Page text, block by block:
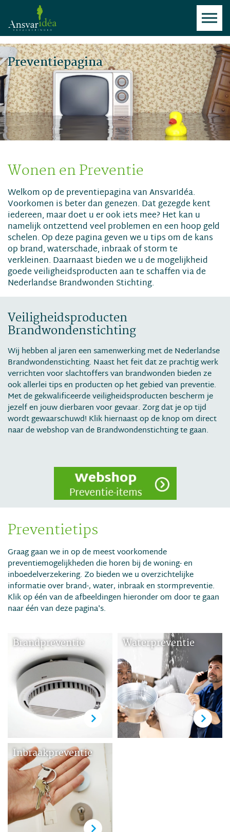
Preventiepagina
Wonen en Preventie
Welkom op de preventiepagina van AnsvarIdéa.
Voorkomen is beter dan genezen. Dat gezegde kent
iedereen, maar doet u er ook iets mee? Het kan u
namelijk ontzettend veel problemen en een hoop geld
schelen. Op deze pagina geven we u tips om de kans
op brand, waterschade, inbraak of storm te
verkleinen. Daarnaast bieden we u de mogelijkheid
goede veiligheidsproducten aan te schaffen via de
Nederlandse Brandwonden Stichting.
Veiligheidsproducten
Brandwondenstichting
Wij hebben al jaren een samenwerking met de Nederlandse
Brandwondenstichting. Naast het feit dat ze prachtig werk
verrichten voor slachtoffers van brandwonden bieden ze
ook allerlei tips en producten op het gebied van preventie.
Met de gekwalificeerde veiligheidsproducten bescherm je
jezelf en jouw dierbaren voor gevaar. Zorg dat je op tijd
wordt gewaarschuwd! Klik hiernaast op de knop om direct
naar de webshop van de Brandwondenstichting te gaan.
Preventietips
Graag gaan we in op de meest voorkomende
preventiemogelijkheden die horen bij de woning- en
inboedelverzekering. Zo bieden we u overzichtelijke
informatie over brand-, water, inbraak en stormpreventie.
Klik op één van de afbeeldingen hieronder om door te gaan
naar één van deze pagina's.
Brandpreventie Waterpreventie
Inbraakpreventie